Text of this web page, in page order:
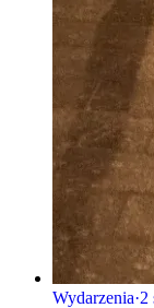
Wydarzenia·2